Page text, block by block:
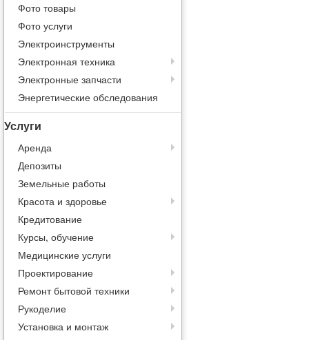
Фото товары
Фото услуги
Электроинструменты
Электронная техника
Электронные запчасти
Энергетические обследования
Услуги
Аренда
Депозиты
Земельные работы
Красота и здоровье
Кредитование
Курсы, обучение
Медицинские услуги
Проектирование
Ремонт бытовой техники
Рукоделие
Установка и монтаж